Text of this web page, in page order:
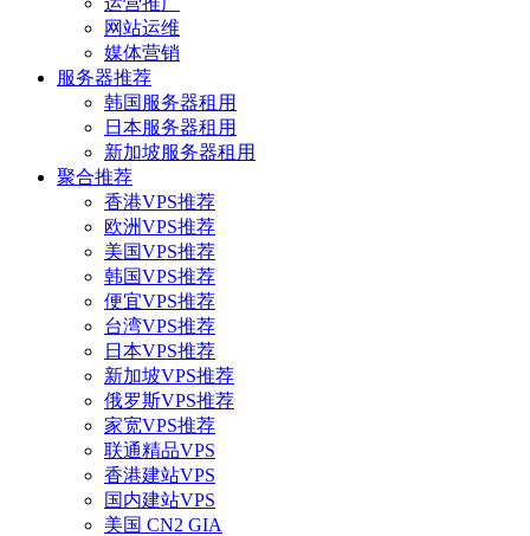
网站运维
媒体营销
服务器推荐
韩国服务器租用
日本服务器租用
新加坡服务器租用
聚合推荐
香港VPS推荐
欧洲VPS推荐
美国VPS推荐
韩国VPS推荐
便宜VPS推荐
台湾VPS推荐
日本VPS推荐
新加坡VPS推荐
俄罗斯VPS推荐
家宽VPS推荐
联通精品VPS
香港建站VPS
国内建站VPS
美国 CN2 GIA